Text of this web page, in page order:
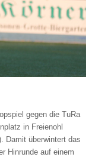
gegen die TuRa
in Freienohl
Damit überwintert das
Hinrunde auf einem